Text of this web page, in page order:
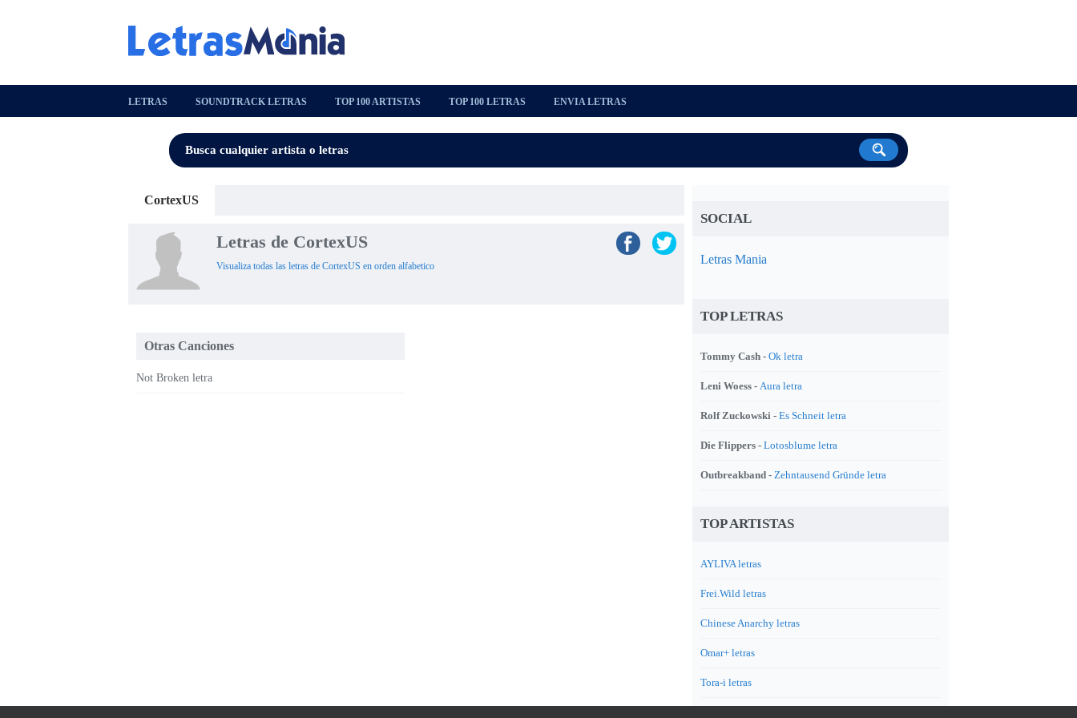
LETRAS SOUNDTRACK LETRAS TOP 100 ARTISTAS TOP 100 LETRAS ENVIA LETRAS
CortexUS
Letras de CortexUS
Visualiza todas las letras de CortexUS en orden alfabetico
Otras Canciones
Not Broken letra
SOCIAL
Letras Mania
TOP LETRAS
Tommy Cash - Ok letra
Leni Woess - Aura letra
Rolf Zuckowski - Es Schneit letra
Die Flippers - Lotosblume letra
Outbreakband - Zehntausend Gründe letra
TOP ARTISTAS
AYLIVA letras
Frei.Wild letras
Chinese Anarchy letras
Omar+ letras
Tora-i letras